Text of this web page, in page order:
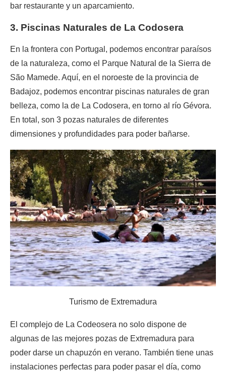
bar restaurante y un aparcamiento.
3. Piscinas Naturales de La Codosera
En la frontera con Portugal, podemos encontrar paraísos
de la naturaleza, como el Parque Natural de la Sierra de
São Mamede. Aquí, en el noroeste de la provincia de
Badajoz, podemos encontrar piscinas naturales de gran
belleza, como la de La Codosera, en torno al río Gévora.
En total, son 3 pozas naturales de diferentes
dimensiones y profundidades para poder bañarse.
Turismo de Extremadura
El complejo de La Codeosera no solo dispone de
algunas de las mejores pozas de Extremadura para
poder darse un chapuzón en verano. También tiene unas
instalaciones perfectas para poder pasar el día, como